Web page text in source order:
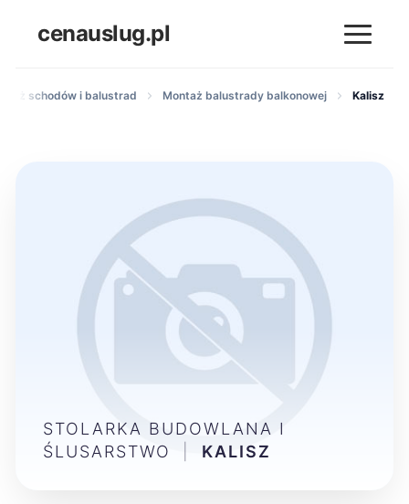
cenauslug.pl
schodów i balustrad Montaż balustrady balkonowej Kalisz
STOLARKA BUDOWLANA I
ŚLUSARSTWO
KALISZ